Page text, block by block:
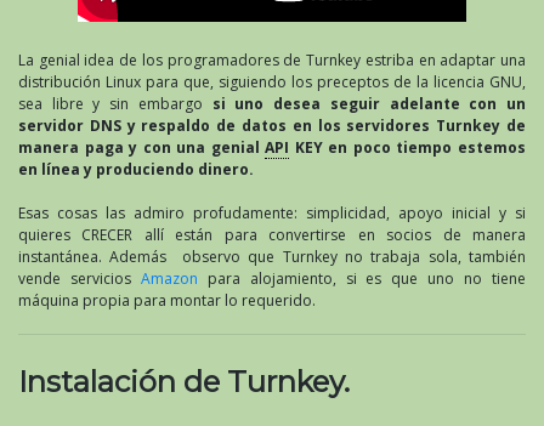
La genial idea de los programadores de Turnkey estriba en adaptar una
distribución Linux para que, siguiendo los preceptos de la licencia GNU,
sea libre y sin embargo si uno desea seguir adelante con un
servidor DNS y respaldo de datos en los servidores Turnkey de
manera paga y con una genialAPI KEY en poco tiempo estemos
en línea y produciendo dinero.
Esas cosas las admiro profudamente: simplicidad, apoyo inicial y si
quieres CRECER allí están para convertirse en socios de manera
instantánea. Además observo que Turnkey no trabaja sola, también
vende servicios Amazon para alojamiento, si es que uno no tiene
máquina propia para montar lo requerido.
Instalación de Turnkey.